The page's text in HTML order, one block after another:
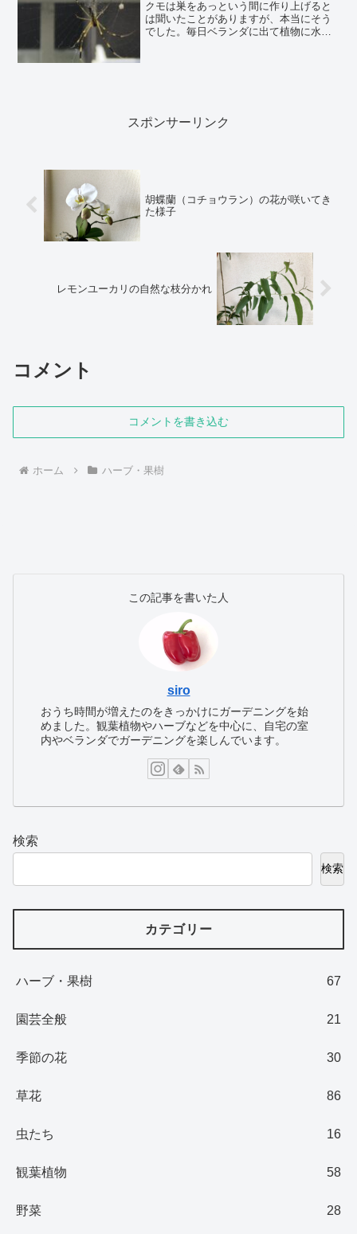
剪定した頃のブ...
クモは巣をあっという間に作り上げると
は聞いたことがありますが、本当にそう
でした。毎日ベランダに出て植物に水を
スポンサーリンク
胡蝶蘭（コチョウラン）の花が咲いてき
た様子
レモンユーカリの自然な枝分かれ
コメント
コメントを書き込む
ホーム ハーブ・果樹
この記事を書いた人
siro
おうち時間が増えたのをきっかけにガーデニングを始
めました。観葉植物やハーブなどを中心に、自宅の室
内やベランダでガーデニングを楽しんでいます。
検索
検索
カテゴリー
ハーブ・果樹 67
園芸全般 21
季節の花 30
草花 86
虫たち 16
観葉植物 58
野菜 28